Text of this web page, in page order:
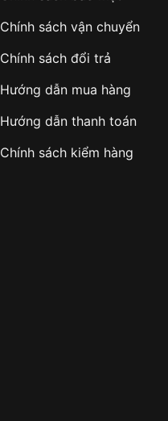
Chính sách vận chuyển
Chính sách đổi trả
Hướng dẫn mua hàng
Hướng dẫn thanh toán
Chính sách kiểm hàng